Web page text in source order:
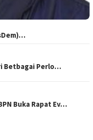
Betbagai Perlo…
Buka Rapat Ev…